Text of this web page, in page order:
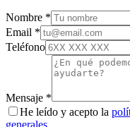
Nombre *
Email *
Teléfono
Mensaje *
He leído y acepto la
generales